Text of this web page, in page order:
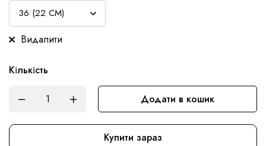
Видалити
Кількість
Додати в кошик
Купити зараз